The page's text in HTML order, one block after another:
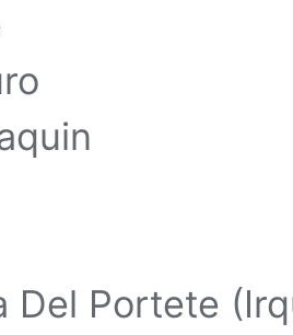
Del Portete